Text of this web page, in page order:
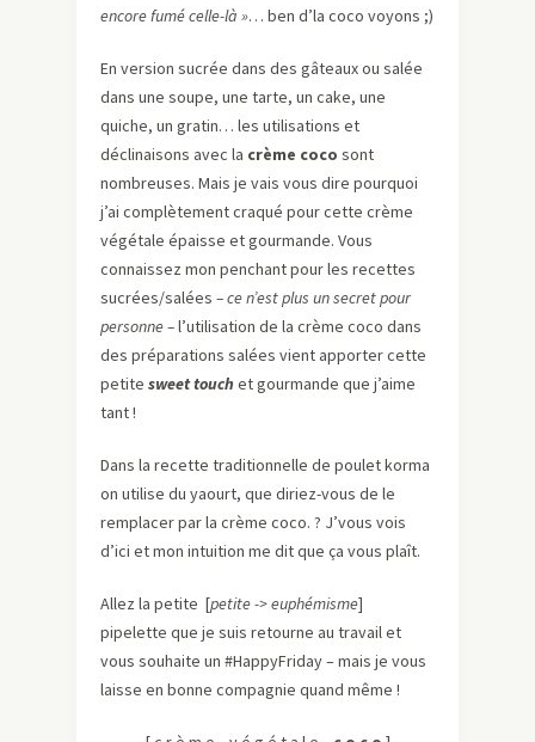
encore fumé celle-là »… ben d’la coco voyons ;)
En version sucrée dans des gâteaux ou salée
dans une soupe, une tarte, un cake, une
quiche, un gratin… les utilisations et
déclinaisons avec la crème coco sont
nombreuses. Mais je vais vous dire pourquoi
j’ai complètement craqué pour cette crème
végétale épaisse et gourmande. Vous
connaissez mon penchant pour les recettes
sucrées/salées – ce n’est plus un secret pour
personne –l’utilisation de la crème coco dans
des préparations salées vient apporter cette
petite sweet touch et gourmande que j’aime
tant !
Dans la recette traditionnelle de poulet korma
on utilise du yaourt, que diriez-vous de le
remplacer par la crème coco. ? J’vous vois
d’ici et mon intuition me dit que ça vous plaît.
Allez la petite [petite ->euphémisme]
pipelette que je suis retourne au travail et
vous souhaite un #HappyFriday – mais je vous
laisse en bonne compagnie quand même !